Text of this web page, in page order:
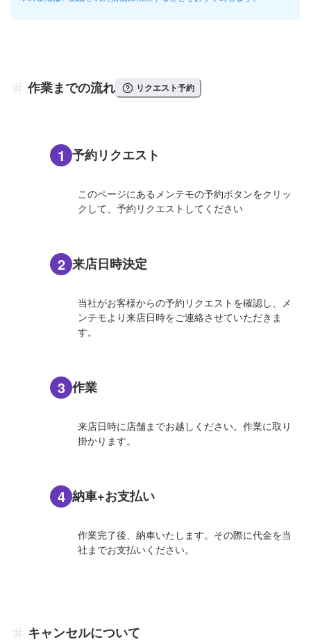
作業までの流れ リクエスト予約
1 予約リクエスト
このページにあるメンテモの予約ボタンをクリッ
クして、予約リクエストしてください
2 来店日時決定
当社がお客様からの予約リクエストを確認し、メ
ンテモより来店日時をご連絡させていただきま
す。
3 作業
来店日時に店舗までお越しください。作業に取り
掛かります。
4 納車+お支払い
作業完了後、納車いたします。その際に代金を当
社までお支払いください。
キャンセルについて